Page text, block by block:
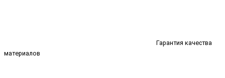
Гарантия качества
материалов